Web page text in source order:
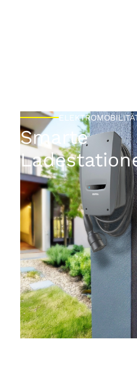
Smarte